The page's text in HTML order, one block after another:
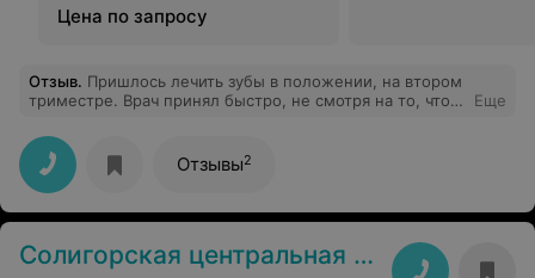
Цена по запросу
Отзыв. Пришлось лечить зубы в положении, на втором
триместре. Врач принял быстро, не смотря на то, что
полная.Безболезненно,качественно,грамотно все
объяснив сделал свою работу.Очень рекомендую
врача Садакиева!
Еще
Отзывы2
Солигорская центральная районная больница